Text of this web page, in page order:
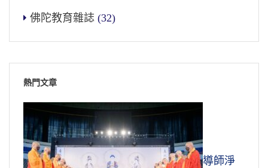
佛陀教育雜誌 (32)
熱門文章
導師淨